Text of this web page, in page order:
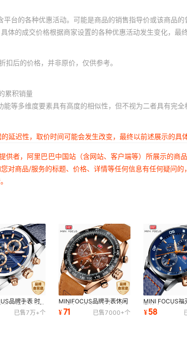
台的各种优惠活动。可能是商品的销售指导价或该商品的
体的成交价格根据商家设置的各种优惠活动发生变化，最
后的价格，并非原价，仅供参考。
累积销量
等多维度要素具有高度的相似性，但不视为二者具有完全
延迟性，取价时间可能会发生改变，最终以前述展示的具
供者，阿里巴巴中国站（含网站、客户端等）所展示的
对商品/服务的标题、价格、详情等任何信息有任何疑问
品牌手表 时
热销爆款夜光防
0161G
已售7万+个
MINIFOCUS品牌手表休闲
男手表石英表真皮疯马皮表
带男士手表0403G
¥71 已售7000+个
MINI FOCUS福
逊热卖/男士运
一件代发
¥58